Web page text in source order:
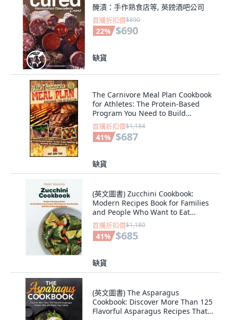
醃漬：手作熟食店等, 英鎊酒吧公司
首購折扣價$890
22% $690
缺貨
The Carnivore Meal Plan Cookbook
for Athletes: The Protein-Based
Program You Need to Build
Progressi... 精裝版, Marini
Publishing, 英文
首購折扣價$1,184
41% $687
缺貨
(英文圖書) Zucchini Cookbook:
Modern Recipes Book for Families
and People Who Want to Eat
Healthy and Ta... 精裝版, Peter
Beverly, 英文
首購折扣價$1,180
41% $685
缺貨
(英文圖書) The Asparagus
Cookbook: Discover More Than 125
Flavorful Asparagus Recipes That